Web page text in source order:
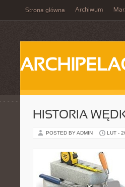
Strona główna Archiwum
HISTORIA
POSTED BY ADMIN LUT -